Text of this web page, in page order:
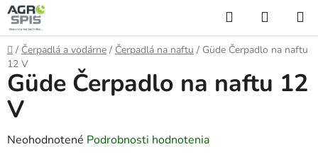
Prejsť
na
obsah
Hľadať
KOŠÍK
Domov
/ Čerpadlá a vodárne / Čerpadlá na naftu / Güde Čerpadlo na naftu
12 V
Güde Čerpadlo na naftu 12
V
Priemerné
Neohodnotené Podrobnosti hodnotenia